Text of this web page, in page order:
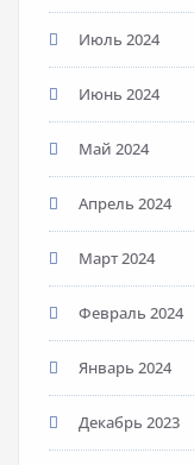
Июль 2024
Июнь 2024
Май 2024
Апрель 2024
Март 2024
Февраль 2024
Январь 2024
Декабрь 2023